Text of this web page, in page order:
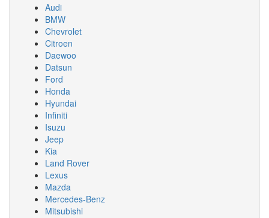
Audi
BMW
Chevrolet
Citroen
Daewoo
Datsun
Ford
Honda
Hyundai
Infiniti
Isuzu
Jeep
Kia
Land Rover
Lexus
Mazda
Mercedes-Benz
Mitsubishi